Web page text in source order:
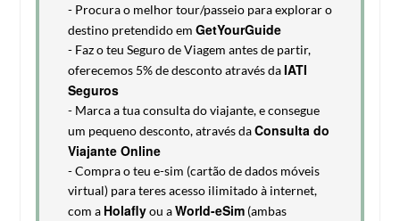
- Procura o melhor tour/passeio para explorar o
destino pretendido em GetYourGuide
- Faz o teu Seguro de Viagem antes de partir,
oferecemos 5% de desconto através daIATI
Seguros
- Marca a tua consulta do viajante, e consegue
um pequeno desconto, através daConsulta do
Viajante Online
- Compra o teu e-sim (cartão de dados móveis
virtual) para teres acesso ilimitado à internet,
com a Holaflyou aWorld-eSim(ambas